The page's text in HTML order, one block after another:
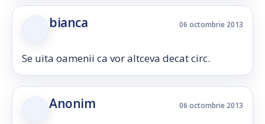
bianca 06 octombrie 2013
Se uita oamenii ca vor altceva decat circ.
Anonim 06 octombrie 2013